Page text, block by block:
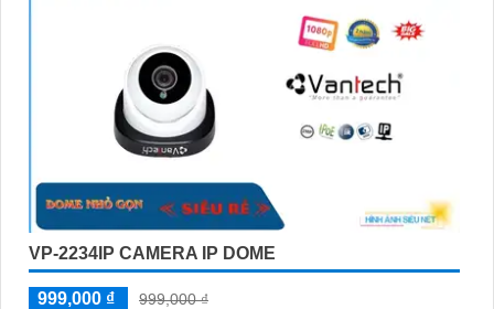
VP-2234IP CAMERA IP DOME
999,000 ₫
999,000 ₫